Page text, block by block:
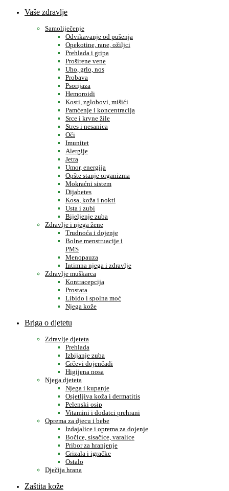
Vaše zdravlje
Samoliječenje
Odvikavanje od pušenja
Opekotine, rane, ožiljci
Prehlada i gripa
Proširene vene
Uho, grlo, nos
Probava
Psorijaza
Hemoroidi
Kosti, zglobovi, mišići
Pamćenje i koncentracija
Srce i krvne žile
Stres i nesanica
Oči
Imunitet
Alergije
Jetra
Umor, energija
Opšte stanje organizma
Mokraćni sistem
Dijabetes
Kosa, koža i nokti
Usta i zubi
Bijeljenje zuba
Zdravlje i njega žene
Trudnoća i dojenje
Bolne menstruacije i
PMS
Menopauza
Intimna njega i zdravlje
Zdravlje muškarca
Kontracepcija
Prostata
Libido i spolna moć
Njega kože
Briga o djetetu
Zdravlje djeteta
Prehlada
Izbijanje zuba
Grčevi dojenčadi
Higijena nosa
Njega djeteta
Njega i kupanje
Osjetljiva koža i dermatitis
Pelenski osip
Vitamini i dodatci prehrani
Oprema za djecu i bebe
Izdajalice i oprema za dojenje
Bočice, sisačice, varalice
Pribor za hranjenje
Grizala i igračke
Ostalo
Dječija hrana
Zaštita kože